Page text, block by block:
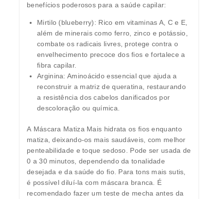
benefícios poderosos para a saúde capilar:
Mirtilo (blueberry): Rico em vitaminas A, C e E,
além de minerais como ferro, zinco e potássio,
combate os radicais livres, protege contra o
envelhecimento precoce dos fios e fortalece a
fibra capilar.
Arginina: Aminoácido essencial que ajuda a
reconstruir a matriz de queratina, restaurando
a resistência dos cabelos danificados por
descoloração ou química.
A Máscara Matiza Mais hidrata os fios enquanto
matiza, deixando-os mais saudáveis, com melhor
penteabilidade e toque sedoso. Pode ser usada de
0 a 30 minutos, dependendo da tonalidade
desejada e da saúde do fio. Para tons mais sutis,
é possível diluí-la com máscara branca. É
recomendado fazer umteste de mecha antes da